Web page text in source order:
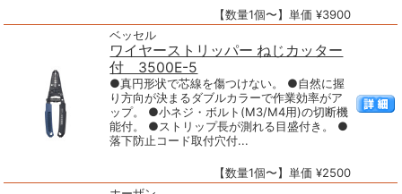
【数量1個〜】単価 ¥3900
ベッセル
ワイヤーストリッパー ねじカッター
付 3500E-5
●真円形状で芯線を傷つけない。 ●自然に握
り方向が決まるダブルカラーで作業効率がア
ップ。 ●小ネジ・ボルト(M3/M4用)の切断機
能付。 ●ストリップ長が測れる目盛付き。 ●
落下防止コード取付穴付...
【数量1個〜】単価 ¥2500